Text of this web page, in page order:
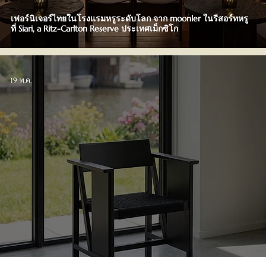
เฟอร์นิเจอร์ไทยในโรงแรมหรูระดับโลก จาก moonler ในรีสอร์ทหรู
ที่ Siari, a Ritz-Carlton Reserve ประเทศเม็กซิโก
19 พ.ค.